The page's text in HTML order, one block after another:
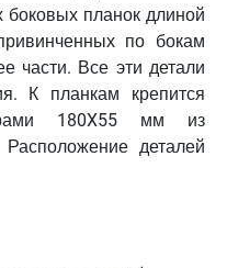
планок длиной
по бокам
части. Все эти детали
К планкам крепится
180X55 мм из
Расположение деталей